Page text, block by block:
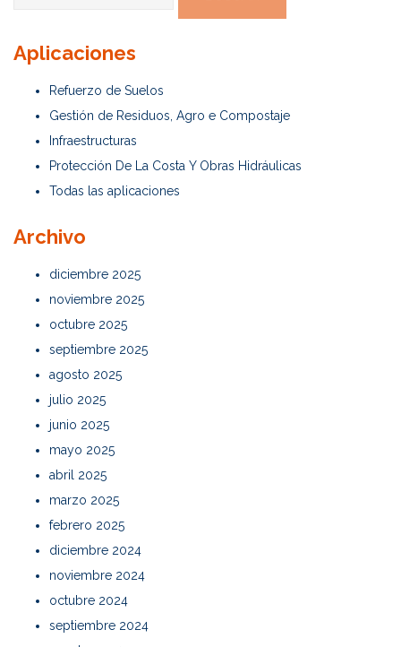
Aplicaciones
Refuerzo de Suelos
Gestión de Residuos, Agro e Compostaje
Infraestructuras
Protección De La Costa Y Obras Hidráulicas
Todas las aplicaciones
Archivo
diciembre 2025
noviembre 2025
octubre 2025
septiembre 2025
agosto 2025
julio 2025
junio 2025
mayo 2025
abril 2025
marzo 2025
febrero 2025
diciembre 2024
noviembre 2024
octubre 2024
septiembre 2024